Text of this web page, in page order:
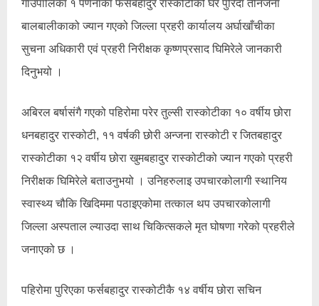
गाउँपालिका १ पणेनाका फर्सबहादुर रास्कोटीको घर पुरिदा तीनजना
बालबालीकाको ज्यान गएको जिल्ला प्रहरी कार्यालय अर्घाखाँचीका
सुचना अधिकारी एवं प्रहरी निरीक्षक कृष्णप्रसाद घिमिरेले जानकारी
दिनुभयो ।
अबिरल बर्षासंगै गएको पहिरोमा परेर तुल्सी रास्कोटीका १० वर्षीय छोरा
धनबहादुर रास्कोटी, ११ वर्षकी छोरी अन्जना रास्कोटी र जितबहादुर
रास्कोटीका १२ वर्षीय छोरा खुमबहादुर रास्कोटीको ज्यान गएको प्रहरी
निरीक्षक घिमिरेले बताउनुभयो । उनिहरुलाइ उपचारकोलागी स्थानिय
स्वास्थ्य चौकि खिदिममा पठाइएकोमा तत्काल थप उपचारकोलागी
जिल्ला अस्पताल ल्याउदा साथ चिकित्सकले मृत घोषणा गरेको प्रहरीले
जनाएको छ ।
पहिरोमा पुरिएका फर्सबहादुर रास्कोटीकै १४ वर्षीय छोरा सचिन